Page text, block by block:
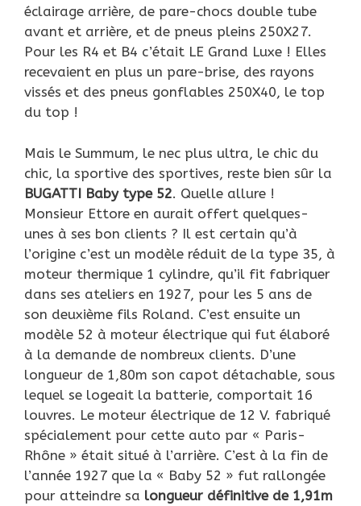
éclairage arrière, de pare-chocs double tube
avant et arrière, et de pneus pleins 250X27.
Pour les R4 et B4 c’était LE Grand Luxe ! Elles
recevaient en plus un pare-brise, des rayons
vissés et des pneus gonflables 250X40, le top
du top !
Mais le Summum, le nec plus ultra, le chic du
chic, la sportive des sportives, reste bien sûr la
BUGATTI Baby type 52. Quelle allure !
Monsieur Ettore en aurait offert quelques-
unes à ses bon clients ? Il est certain qu’à
l’origine c’est un modèle réduit de la type 35, à
moteur thermique 1 cylindre, qu’il fit fabriquer
dans ses ateliers en 1927, pour les 5 ans de
son deuxième fils Roland. C’est ensuite un
modèle 52 à moteur électrique qui fut élaboré
à la demande de nombreux clients. D’une
longueur de 1,80m son capot détachable, sous
lequel se logeait la batterie, comportait 16
louvres. Le moteur électrique de 12 V. fabriqué
spécialement pour cette auto par « Paris-
Rhône » était situé à l’arrière. C’est à la fin de
l’année 1927 que la « Baby 52 » fut rallongée
pour atteindre sa longueur définitive de 1,91m